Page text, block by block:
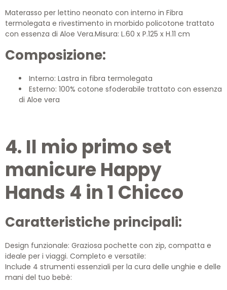
Materasso per lettino neonato con interno in Fibra
termolegata e rivestimento in morbido policotone trattato
con essenza di Aloe Vera.Misura: L.60 x P.125 x H.11 cm
Composizione:
Interno: Lastra in fibra termolegata
Esterno: 100% cotone sfoderabile trattato con essenza
di Aloe vera
4. Il mio primo set
manicure Happy
Hands 4 in 1 Chicco
Caratteristiche principali:
Design funzionale: Graziosa pochette con zip, compatta e
ideale per i viaggi. Completo e versatile:
Include 4 strumenti essenziali per la cura delle unghie e delle
mani del tuo bebè: